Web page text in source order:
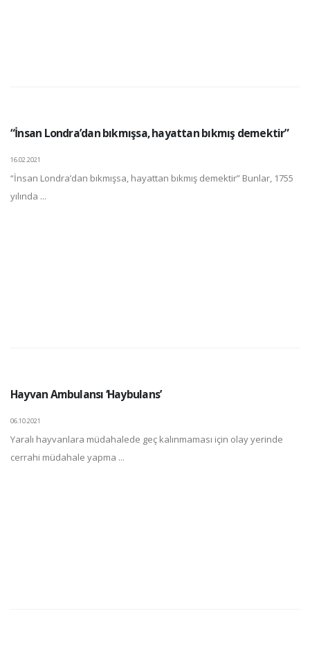
“İnsan Londra’dan bıkmışsa, hayattan bıkmış demektir”
16.02.2021
“İnsan Londra’dan bıkmışsa, hayattan bıkmış demektir” Bunlar, 1755
yılında ...
Hayvan Ambulansı ‘Haybulans’
06.10.2021
Yaralı hayvanlara müdahalede geç kalınmaması için olay yerinde
cerrahi müdahale yapma ...